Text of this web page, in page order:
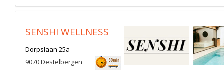
SENSHI WELLNESS
Dorpslaan 25a
9070Destelbergen